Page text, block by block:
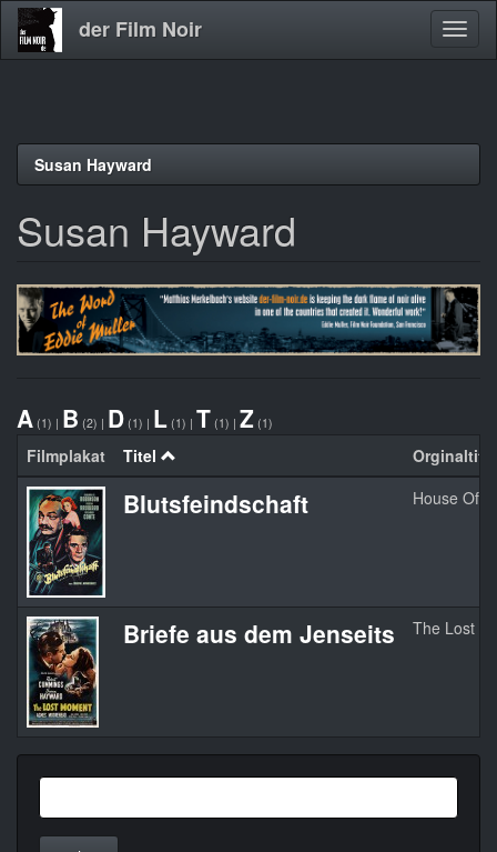
Direkt
der Film Noir
Susan Hayward
Susan Hayward
A (1) | B (2) | D (1) | L (1) | T (1) | Z (1)
Filmplakat Titel Orginaltitel
Blutsfeindschaft House Of
Briefe aus dem Jenseits The Lost